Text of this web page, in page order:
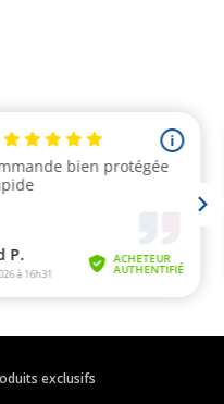
exclusifs